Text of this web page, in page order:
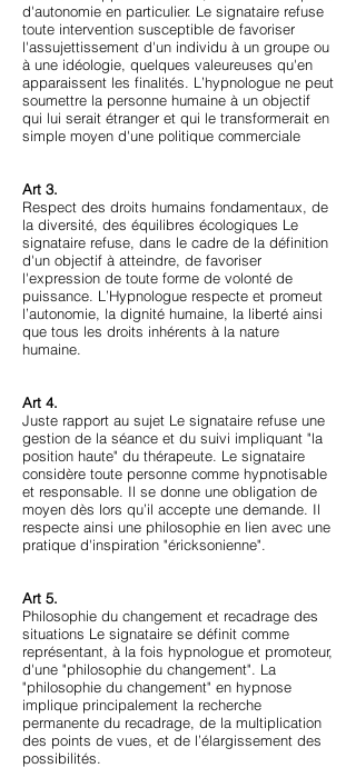
d'autonomie en particulier. Le signataire refuse
toute intervention susceptible de favoriser
l'assujettissement d'un individu à un groupe ou
à une idéologie, quelques valeureuses qu'en
apparaissent les finalités. L’hypnologue ne peut
soumettre la personne humaine à un objectif
qui lui serait étranger et qui le transformerait en
simple moyen d'une politique commerciale
Art 3.
Respect des droits humains fondamentaux, de
la diversité, des équilibres écologiques Le
signataire refuse, dans le cadre de la définition
d'un objectif à atteindre, de favoriser
l'expression de toute forme de volonté de
puissance. L’Hypnologue respecte et promeut
l’autonomie, la dignité humaine, la liberté ainsi
que tous les droits inhérents à la nature
humaine.
Art 4.
Juste rapport au sujet Le signataire refuse une
gestion de la séance et du suivi impliquant "la
position haute" du thérapeute. Le signataire
considère toute personne comme hypnotisable
et responsable. Il se donne une obligation de
moyen dès lors qu’il accepte une demande. Il
respecte ainsi une philosophie en lien avec une
pratique d'inspiration "éricksonienne".
Art 5.
Philosophie du changement et recadrage des
situations Le signataire se définit comme
représentant, à la fois hypnologue et promoteur,
d'une "philosophie du changement". La
"philosophie du changement" en hypnose
implique principalement la recherche
permanente du recadrage, de la multiplication
des points de vues, et de l’élargissement des
possibilités.